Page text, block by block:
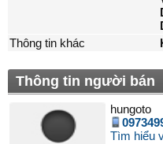
Thông tin khác
Thông tin người bán
hungoto
Tìm hiểu